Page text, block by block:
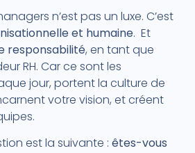
n’est pas un luxe. C’est
et humaine. Et
responsabilité, en tant que
RH. Car ce sont les
jour, portent la culture de
votre vision, et créent
est la suivante : êtes-vous